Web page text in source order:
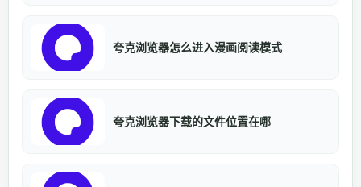
夸克浏览器怎么进入漫画阅读模式
夸克浏览器下载的文件位置在哪